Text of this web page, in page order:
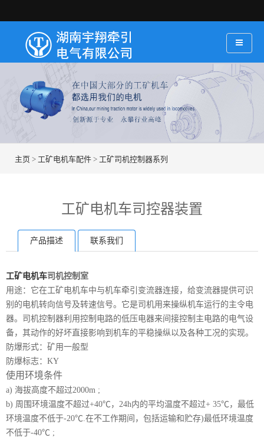
主页 > 工矿电机车配件 > 工矿司机控制器系列
工矿电机车司控器装置
产品描述 联系我们
工矿电机车司机控制室
用途：它在工矿电机车中与机车牵引变流器连接，给变流器提供可识
别的电机转向信号及转速信号。它是司机用来操纵机车运行的主令电
器。司机控制器利用控制电路的低压电器来间接控制主电路的电气设
备，其动作的好坏直接影响到机车的平稳操纵以及各种工况的实现。
防爆形式：矿用一般型
防爆标志：KY
使用环境条件
a) 海拔高度不超过2000m ;
b) 周围环境温度不超过+40℃，24h内的平均温度不超过+ 35℃，最低
环境温度不低于-20℃.在不工作期间，包括运输和贮存)最低环境温度
不低于-40℃ ;